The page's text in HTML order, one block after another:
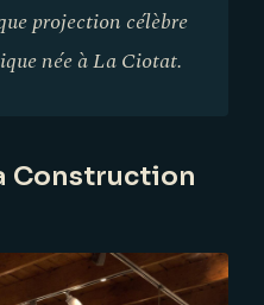
projection célèbre
née à La Ciotat.
Construction